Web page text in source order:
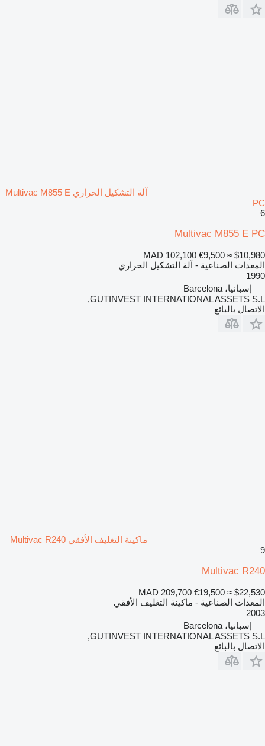
آلة التشكيل الحراري Multivac M855 E
PC
6
Multivac M855 E PC
MAD 102,100 €9,500 ≈ $10,980
المعدات الصناعية - آلة التشكيل الحراري
1990
إسبانيا، Barcelona
GUTINVEST INTERNATIONAL ASSETS S.L,
الاتصال بالبائع
ماكينة التغليف الأفقي Multivac R240
9
Multivac R240
MAD 209,700 €19,500 ≈ $22,530
المعدات الصناعية - ماكينة التغليف الأفقي
2003
إسبانيا، Barcelona
GUTINVEST INTERNATIONAL ASSETS S.L,
الاتصال بالبائع